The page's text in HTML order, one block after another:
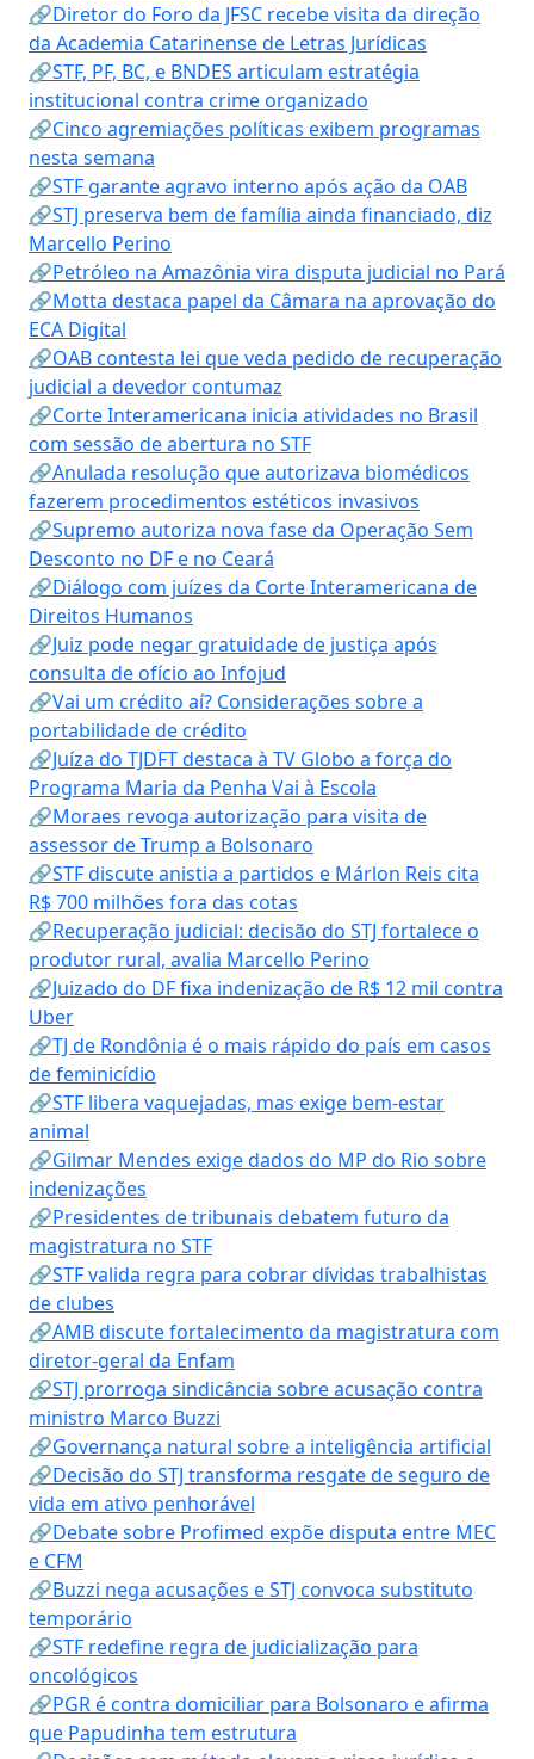
🔗Diretor do Foro da JFSC recebe visita da direção
da Academia Catarinense de Letras Jurídicas
🔗STF, PF, BC, e BNDES articulam estratégia
institucional contra crime organizado
🔗Cinco agremiações políticas exibem programas
nesta semana
🔗STF garante agravo interno após ação da OAB
🔗STJ preserva bem de família ainda financiado, diz
Marcello Perino
🔗Petróleo na Amazônia vira disputa judicial no Pará
🔗Motta destaca papel da Câmara na aprovação do
ECA Digital
🔗OAB contesta lei que veda pedido de recuperação
judicial a devedor contumaz
🔗Corte Interamericana inicia atividades no Brasil
com sessão de abertura no STF
🔗Anulada resolução que autorizava biomédicos
fazerem procedimentos estéticos invasivos
🔗Supremo autoriza nova fase da Operação Sem
Desconto no DF e no Ceará
🔗Diálogo com juízes da Corte Interamericana de
Direitos Humanos
🔗Juiz pode negar gratuidade de justiça após
consulta de ofício ao Infojud
🔗Vai um crédito aí? Considerações sobre a
portabilidade de crédito
🔗Juíza do TJDFT destaca à TV Globo a força do
Programa Maria da Penha Vai à Escola
🔗Moraes revoga autorização para visita de
assessor de Trump a Bolsonaro
🔗STF discute anistia a partidos e Márlon Reis cita
R$ 700 milhões fora das cotas
🔗Recuperação judicial: decisão do STJ fortalece o
produtor rural, avalia Marcello Perino
🔗Juizado do DF fixa indenização de R$ 12 mil contra
Uber
🔗TJ de Rondônia é o mais rápido do país em casos
de feminicídio
🔗STF libera vaquejadas, mas exige bem-estar
animal
🔗Gilmar Mendes exige dados do MP do Rio sobre
indenizações
🔗Presidentes de tribunais debatem futuro da
magistratura no STF
🔗STF valida regra para cobrar dívidas trabalhistas
de clubes
🔗AMB discute fortalecimento da magistratura com
diretor-geral da Enfam
🔗STJ prorroga sindicância sobre acusação contra
ministro Marco Buzzi
🔗Governança natural sobre a inteligência artificial
🔗Decisão do STJ transforma resgate de seguro de
vida em ativo penhorável
🔗Debate sobre Profimed expõe disputa entre MEC
e CFM
🔗Buzzi nega acusações e STJ convoca substituto
temporário
🔗STF redefine regra de judicialização para
oncológicos
🔗PGR é contra domiciliar para Bolsonaro e afirma
que Papudinha tem estrutura